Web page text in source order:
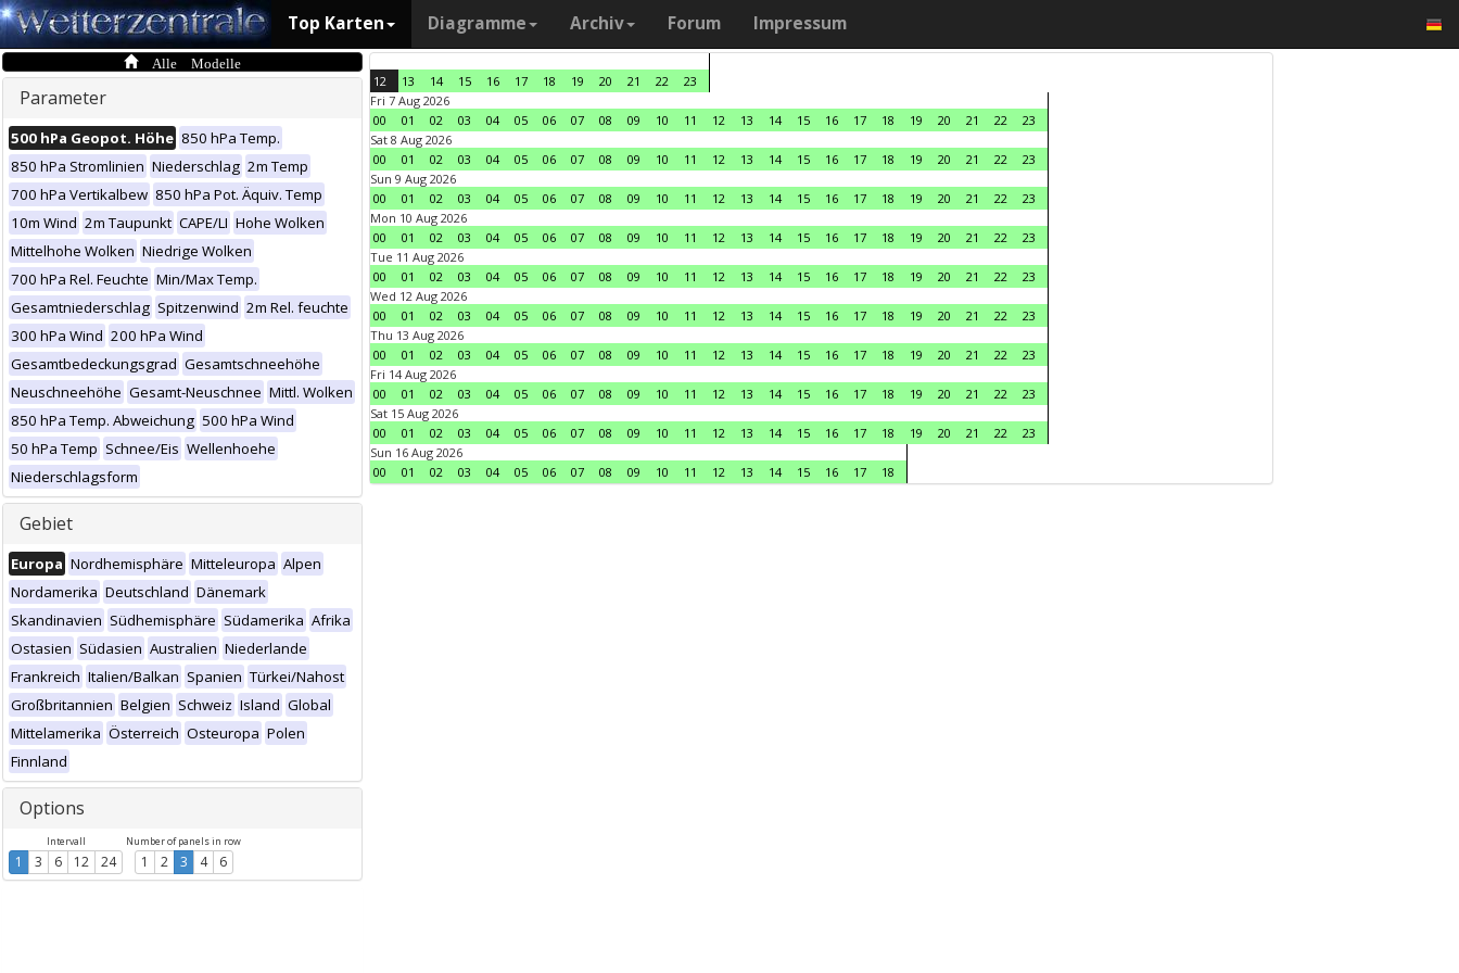
Top Karten Diagramme Archiv Forum Impressum
Alle Modelle
Parameter
500 hPa Geopot. Höhe 850 hPa Temp.
850 hPa Stromlinien Niederschlag 2m Temp
700 hPa Vertikalbew 850 hPa Pot. Äquiv. Temp
10m Wind 2m Taupunkt CAPE/LI Hohe Wolken
Mittelhohe Wolken Niedrige Wolken
700 hPa Rel. Feuchte Min/Max Temp.
Gesamtniederschlag Spitzenwind 2m Rel. feuchte
300 hPa Wind 200 hPa Wind
Gesamtbedeckungsgrad Gesamtschneehöhe
Neuschneehöhe Gesamt-Neuschnee Mittl. Wolken
850 hPa Temp. Abweichung 500 hPa Wind
50 hPa Temp Schnee/Eis Wellenhoehe
Niederschlagsform
Gebiet
Europa Nordhemisphäre Mitteleuropa Alpen
Nordamerika Deutschland Dänemark
Skandinavien Südhemisphäre Südamerika Afrika
Ostasien Südasien Australien Niederlande
Frankreich Italien/Balkan Spanien Türkei/Nahost
Großbritannien Belgien Schweiz Island Global
Mittelamerika Österreich Osteuropa Polen
Finnland
Options
Intervall
1 3 6 12 24
Number of panels in row
1 2 3 4 6
12 13 14 15 16 17 18 19 20 21 22
23
Fri 7 Aug 2026
00
01 02 03 04 05 06 07 08 09 10 11 12 13 14 15 16 17 18 19 20 21 22
23
Sat 8 Aug 2026
00
01 02 03 04 05 06 07 08 09 10 11 12 13 14 15 16 17 18 19 20 21 22
23
Sun 9 Aug 2026
00
01 02 03 04 05 06 07 08 09 10 11 12 13 14 15 16 17 18 19 20 21 22
23
Mon 10 Aug 2026
00
01 02 03 04 05 06 07 08 09 10 11 12 13 14 15 16 17 18 19 20 21 22
23
Tue 11 Aug 2026
00
01 02 03 04 05 06 07 08 09 10 11 12 13 14 15 16 17 18 19 20 21 22
23
Wed 12 Aug 2026
00
01 02 03 04 05 06 07 08 09 10 11 12 13 14 15 16 17 18 19 20 21 22
23
Thu 13 Aug 2026
00
01 02 03 04 05 06 07 08 09 10 11 12 13 14 15 16 17 18 19 20 21 22
23
Fri 14 Aug 2026
00
01 02 03 04 05 06 07 08 09 10 11 12 13 14 15 16 17 18 19 20 21 22
23
Sat 15 Aug 2026
00
01 02 03 04 05 06 07 08 09 10 11 12 13 14 15 16 17 18 19 20 21 22
23
Sun 16 Aug 2026
00
01 02 03 04 05 06 07 08 09 10 11 12 13 14 15 16 17 18